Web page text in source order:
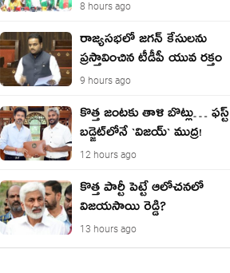
8 hours ago
రాజ్యసభలో జగన్ కేసులను
ప్రస్తావించిన టీడీపీ యువ రక్తం
9 hours ago
కొత్త జంట‌కు తాళి బొట్లు… ఫ‌స్ట్
బ‌డ్జెట్‌లోనే `విజ‌య్` ముద్ర‌!
12 hours ago
కొత్త పార్టీ పెట్టే ఆలోచనలో
విజయసాయి రెడ్డి?
13 hours ago